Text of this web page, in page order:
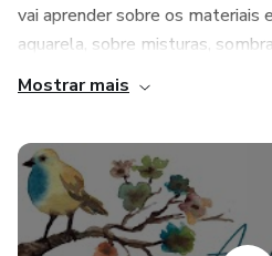
vai aprender sobre os materiais
aquarela, sobre misturas,
Mostrar mais